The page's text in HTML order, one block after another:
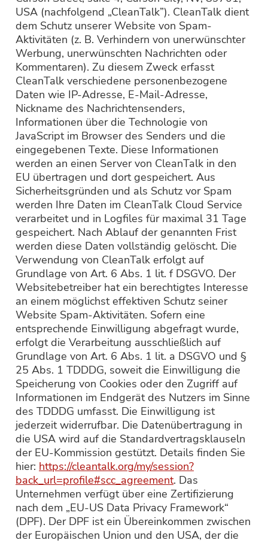
USA (nachfolgend „CleanTalk”). CleanTalk dient
dem Schutz unserer Website von Spam-
Aktivitäten (z. B. Verhindern von unerwünschter
Werbung, unerwünschten Nachrichten oder
Kommentaren). Zu diesem Zweck erfasst
CleanTalk verschiedene personenbezogene
Daten wie IP-Adresse, E-Mail-Adresse,
Nickname des Nachrichtensenders,
Informationen über die Technologie von
JavaScript im Browser des Senders und die
eingegebenen Texte. Diese Informationen
werden an einen Server von CleanTalk in den
EU übertragen und dort gespeichert. Aus
Sicherheitsgründen und als Schutz vor Spam
werden Ihre Daten im CleanTalk Cloud Service
verarbeitet und in Logfiles für maximal 31 Tage
gespeichert. Nach Ablauf der genannten Frist
werden diese Daten vollständig gelöscht. Die
Verwendung von CleanTalk erfolgt auf
Grundlage von Art. 6 Abs. 1 lit. f DSGVO. Der
Websitebetreiber hat ein berechtigtes Interesse
an einem möglichst effektiven Schutz seiner
Website Spam-Aktivitäten. Sofern eine
entsprechende Einwilligung abgefragt wurde,
erfolgt die Verarbeitung ausschließlich auf
Grundlage von Art. 6 Abs. 1 lit. a DSGVO und §
25 Abs. 1 TDDDG, soweit die Einwilligung die
Speicherung von Cookies oder den Zugriff auf
Informationen im Endgerät des Nutzers im Sinne
des TDDDG umfasst. Die Einwilligung ist
jederzeit widerrufbar. Die Datenübertragung in
die USA wird auf die Standardvertragsklauseln
der EU-Kommission gestützt. Details finden Sie
hier: https://cleantalk.org/my/session?
back_url=profile#scc_agreement. Das
Unternehmen verfügt über eine Zertifizierung
nach dem „EU-US Data Privacy Framework“
(DPF). Der DPF ist ein Übereinkommen zwischen
der Europäischen Union und den USA, der die